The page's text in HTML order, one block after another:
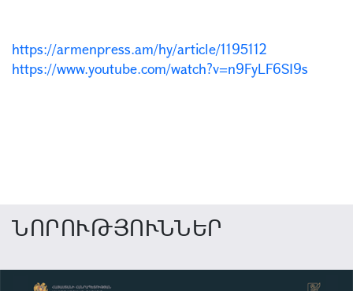
https://armenpress.am/hy/article/1195112
https://www.youtube.com/watch?v=n9FyLF6SI9s
ՆՈՐՈՒԹՅՈՒՆՆԵՐ